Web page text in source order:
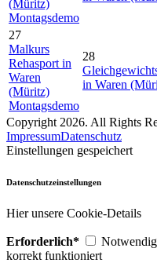
(Müritz)
Montagsdemo
27
Malkurs
Rehasport in
Waren
(Müritz)
Montagsdemo
28
in Waren
Copyright 2026. All Rights
ImpressumDatenschutz
Einstellungen gespeichert
Datenschutzeinstellungen
Hier unsere Cookie-Details
Erforderlich*
korrekt funktioniert